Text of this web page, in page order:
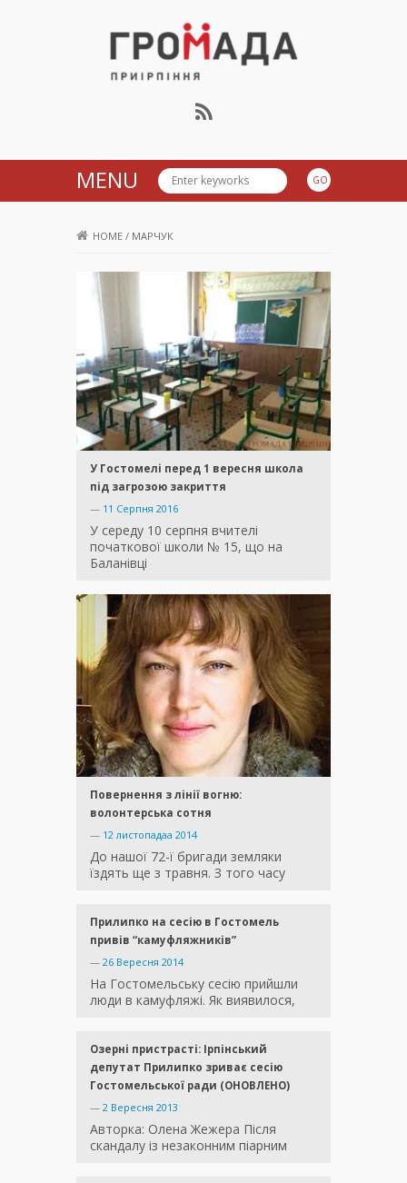
Громада Приірпіння
MENU
HOME / МАРЧУК
У Гостомелі перед 1 вересня школа
під загрозою закриття
— 11 Серпня 2016
У середу 10 серпня вчителі
початкової школи № 15, що на
Баланівці
Повернення з лінії вогню:
волонтерська сотня
— 12 листопадаа 2014
До нашої 72-ї бригади земляки
їздять ще з травня. З того часу
Прилипко на сесію в Гостомель
привів “камуфляжників”
— 26 Вересня 2014
На Гостомельську сесію прийшли
люди в камуфляжі. Як виявилося,
Озерні пристрасті: Ірпінський
депутат Прилипко зриває сесію
Гостомельської ради (ОНОВЛЕНО)
— 2 Вересня 2013
Авторка: Олена Жежера Після
скандалу із незаконним піарним